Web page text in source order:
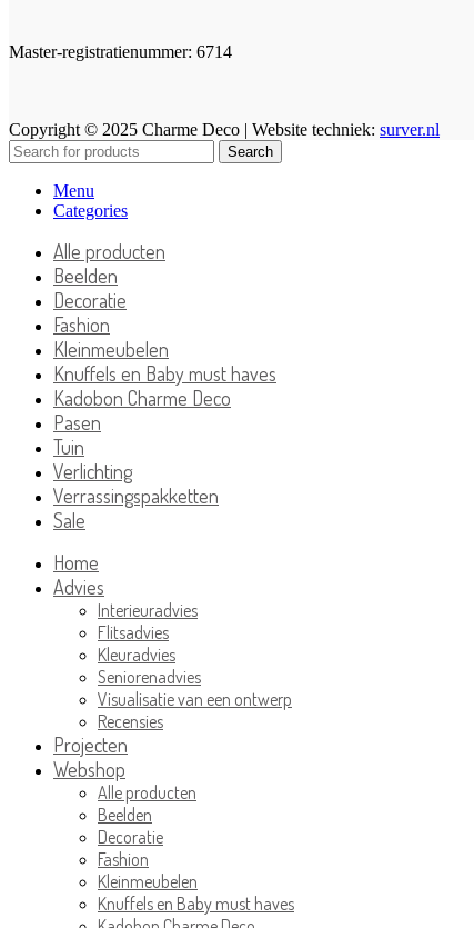
Master-registratienummer: 6714
Copyright © 2025 Charme Deco | Website techniek: surver.nl
Search
Menu
Categories
Alle producten
Beelden
Decoratie
Fashion
Kleinmeubelen
Knuffels en Baby must haves
Kadobon Charme Deco
Pasen
Tuin
Verlichting
Verrassingspakketten
Sale
Home
Advies
Interieuradvies
Flitsadvies
Kleuradvies
Seniorenadvies
Visualisatie van een ontwerp
Recensies
Projecten
Webshop
Alle producten
Beelden
Decoratie
Fashion
Kleinmeubelen
Knuffels en Baby must haves